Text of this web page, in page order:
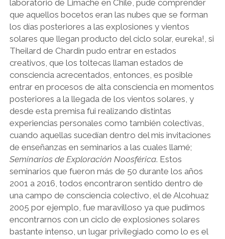
laboratorio de Limache en Chile, pude comprender
que aquellos bocetos eran las nubes que se forman
los días posteriores a las explosiones y vientos
solares que llegan producto del ciclo solar, eureka!, si
Theilard de Chardin pudo entrar en estados
creativos, que los toltecas llaman estados de
consciencia acrecentados, entonces, es posible
entrar en procesos de alta consciencia en momentos
posteriores a la llegada de los vientos solares, y
desde esta premisa fui realizando distintas
experiencias personales como también colectivas,
cuando aquellas sucedían dentro del mis invitaciones
de enseñanzas en seminarios a las cuales llamé;
Seminarios de Exploración Noosférica. Estos
seminarios que fueron más de 50 durante los años
2001 a 2016, todos encontraron sentido dentro de
una campo de consciencia colectivo, el de Alcohuaz
2005 por ejemplo, fue maravilloso ya que pudimos
encontrarnos con un ciclo de explosiones solares
bastante intenso, un lugar privilegiado como lo es el